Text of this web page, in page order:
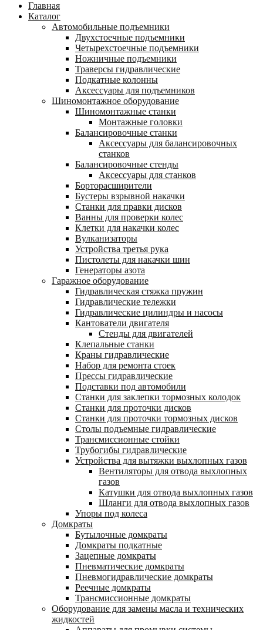
Главная
Каталог
Автомобильные подъемники
Двухстоечные подъемники
Четырехстоечные подъемники
Ножничные подъемники
Траверсы гидравлические
Подкатные колонны
Аксессуары для подъемников
Шиномонтажное оборудование
Шиномонтажные станки
Монтажные головки
Балансировочные станки
Аксессуары для балансировочных
станков
Балансировочные стенды
Аксессуары для станков
Борторасширители
Бустеры взрывной накачки
Станки для правки дисков
Ванны для проверки колес
Клетки для накачки колес
Вулканизаторы
Устройства третья рука
Пистолеты для накачки шин
Генераторы азота
Гаражное оборудование
Гидравлическая стяжка пружин
Гидравлические тележки
Гидравлические цилиндры и насосы
Кантователи двигателя
Стенды для двигателей
Клепальные станки
Краны гидравлические
Набор для ремонта стоек
Прессы гидравлические
Подставки под автомобили
Станки для заклепки тормозных колодок
Станки для проточки дисков
Станки для проточки тормозных дисков
Столы подъемные гидравлические
Трансмиссионные стойки
Трубогибы гидравлические
Устройства для вытяжки выхлопных газов
Вентиляторы для отвода выхлопных
газов
Катушки для отвода выхлопных газов
Шланги для отвода выхлопных газов
Упоры под колеса
Домкраты
Бутылочные домкраты
Домкраты подкатные
Зацепные домкраты
Пневматические домкраты
Пневмогидравлические домкраты
Реечные домкраты
Трансмиссионные домкраты
Оборудование для замены масла и технических
жидкостей